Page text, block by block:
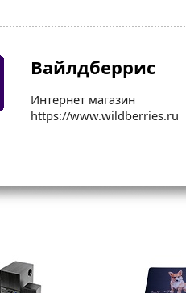
Вайлдберрис
Интернет магазин
https://www.wildberries.ru